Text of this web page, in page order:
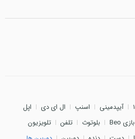
آیپدمینی اسنپ ال ای دی
اپل
بازی Beo بلوتوث تلفن
تلویزیون